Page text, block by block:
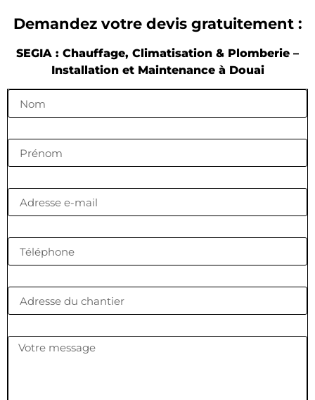
Demandez votre devis gratuitement :
SEGIA : Chauffage, Climatisation & Plomberie –
Installation et Maintenance à Douai